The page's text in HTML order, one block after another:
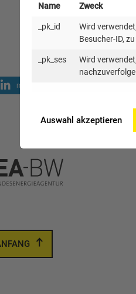
mitteilen
Name Zweck
_pk_id
Wird
Besucher-ID,
_pk_ses
Wird
Auswahl akzeptieren